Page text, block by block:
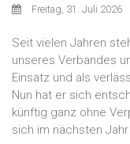
Freitag, 31. Juli 2026
Seit vielen Jahren
unseres Verbandes
Einsatz und als
Nun hat er sich
künftig ganz ohne
sich im nächsten